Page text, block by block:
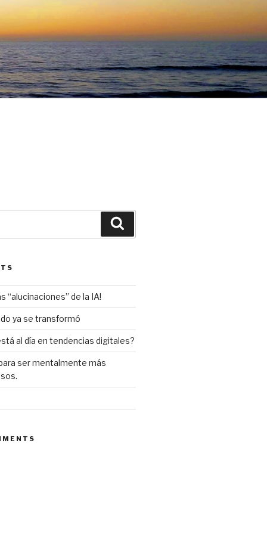
“alucinaciones” de la IA!
ya se transformó
al día en tendencias digitales?
ser mentalmente más